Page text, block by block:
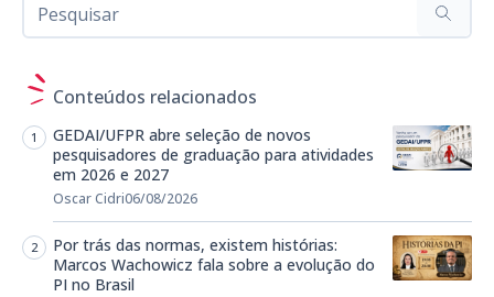
Conteúdos relacionados
GEDAI/UFPR abre seleção de novos
pesquisadores de graduação para atividades
em 2026 e 2027
Oscar Cidri06/08/2026
Por trás das normas, existem histórias:
Marcos Wachowicz fala sobre a evolução do
PI no Brasil